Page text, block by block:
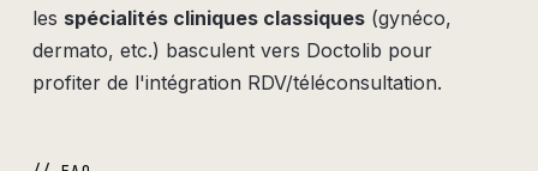
les spécialités cliniques classiques(gynéco,
dermato, etc.) basculent vers Doctolib pour
profiter de l'intégration RDV/téléconsultation.